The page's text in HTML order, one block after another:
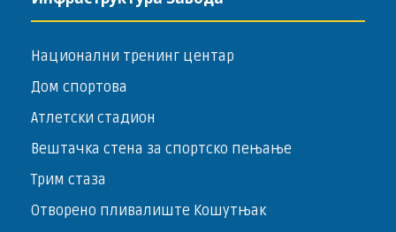
Национални тренинг центар
Дом спортова
Атлетски стадион
Вештачка стена за спортско пењање
Трим стаза
Отворено пливалиште Кошутњак